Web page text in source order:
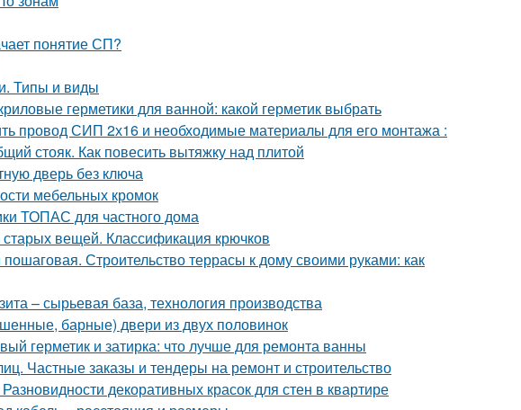
понятие СП?
Типы и виды
герметики для ванной: какой герметик выбрать
провод СИП 2х16 и необходимые материалы для его монтажа :
стояк. Как повесить вытяжку над плитой
дверь без ключа
мебельных кромок
ТОПАС для частного дома
вещей. Классификация крючков
Строительство террасы к дому своими руками: как
– сырьевая база, технология производства
барные) двери из двух половинок
герметик и затирка: что лучше для ремонта ванны
Частные заказы и тендеры на ремонт и строительство
декоративных красок для стен в квартире